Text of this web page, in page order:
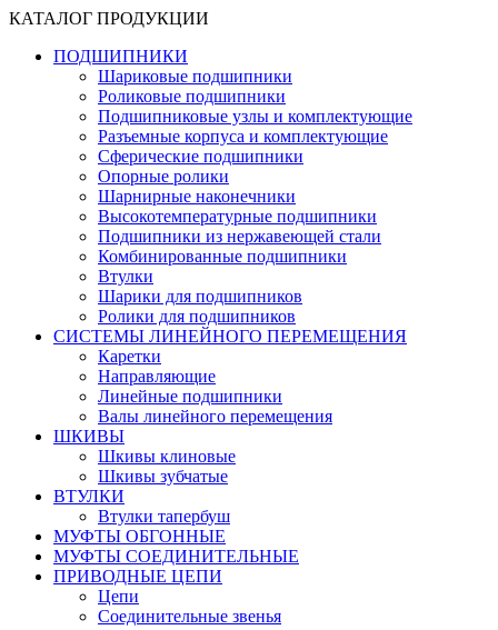
КАТАЛОГ ПРОДУКЦИИ
ПОДШИПНИКИ
Шариковые подшипники
Роликовые подшипники
Подшипниковые узлы и комплектующие
Разъемные корпуса и комплектующие
Сферические подшипники
Опорные ролики
Шарнирные наконечники
Высокотемпературные подшипники
Подшипники из нержавеющей стали
Комбинированные подшипники
Втулки
Шарики для подшипников
Ролики для подшипников
СИСТЕМЫ ЛИНЕЙНОГО ПЕРЕМЕЩЕНИЯ
Каретки
Направляющие
Линейные подшипники
Валы линейного перемещения
ШКИВЫ
Шкивы клиновые
Шкивы зубчатые
ВТУЛКИ
Втулки тапербуш
МУФТЫ ОБГОННЫЕ
МУФТЫ СОЕДИНИТЕЛЬНЫЕ
ПРИВОДНЫЕ ЦЕПИ
Цепи
Соединительные звенья